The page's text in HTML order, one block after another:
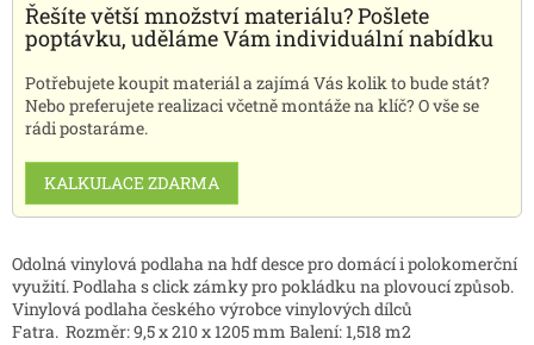
Řešíte větší množství materiálu? Pošlete
poptávku, uděláme Vám individuální nabídku
Potřebujete koupit materiál a zajímá Vás kolik to bude stát?
Nebo preferujete realizaci včetně montáže na klíč? O vše se
rádi postaráme.
KALKULACE ZDARMA
Odolná vinylová podlaha na hdf desce pro domácí i polokomerční
využití. Podlaha s click zámky pro pokládku na plovoucí způsob.
Vinylová podlaha českého výrobce vinylových dílců
Fatra. Rozměr: 9,5 x 210 x 1205 mm Balení: 1,518 m2